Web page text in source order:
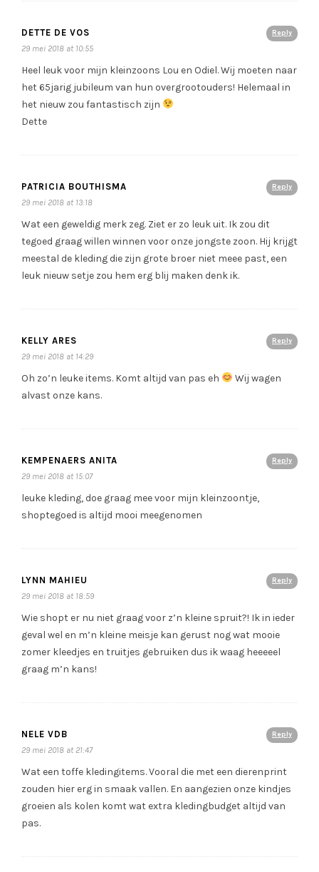
Reply
DETTE DE VOS
29 mei 2018 at 10:55
Heel leuk voor mijn kleinzoons Lou en Odiel. Wij moeten naar
het 65jarig jubileum van hun overgrootouders! Helemaal in
het nieuw zou fantastisch zijn
Dette
Reply
PATRICIA BOUTHISMA
29 mei 2018 at 13:18
Wat een geweldig merk zeg. Ziet er zo leuk uit. Ik zou dit
tegoed graag willen winnen voor onze jongste zoon. Hij krijgt
meestal de kleding die zijn grote broer niet meee past, een
leuk nieuw setje zou hem erg blij maken denk ik.
Reply
KELLY ARES
29 mei 2018 at 14:29
Oh zo’n leuke items. Komt altijd van pas eh
Wij wagen
alvast onze kans.
Reply
KEMPENAERS ANITA
29 mei 2018 at 15:07
leuke kleding, doe graag mee voor mijn kleinzoontje,
shoptegoed is altijd mooi meegenomen
Reply
LYNN MAHIEU
29 mei 2018 at 18:59
Wie shopt er nu niet graag voor z’n kleine spruit?! Ik in ieder
geval wel en m’n kleine meisje kan gerust nog wat mooie
zomer kleedjes en truitjes gebruiken dus ik waag heeeeel
graag m’n kans!
Reply
NELE VDB
29 mei 2018 at 21:47
Wat een toffe kledingitems. Vooral die met een dierenprint
zouden hier erg in smaak vallen. En aangezien onze kindjes
groeien als kolen komt wat extra kledingbudget altijd van
pas.